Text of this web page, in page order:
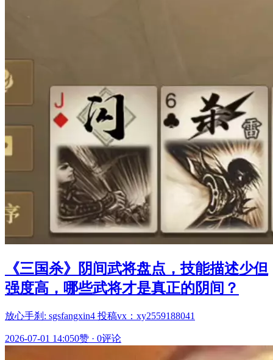
《三国杀》阴间武将盘点，技能描述少但
强度高，哪些武将才是真正的阴间？
放心手刹: sgsfangxin4 投稿vx：xy2559188041
2026-07-01 14:050赞 · 0评论